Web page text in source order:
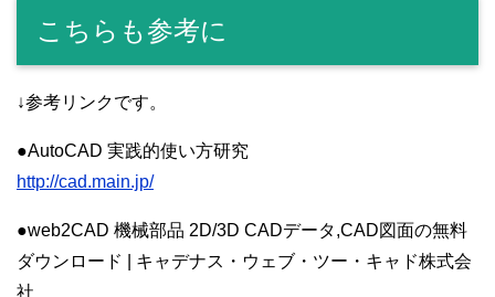
こちらも参考に
↓参考リンクです。
●AutoCAD 実践的使い方研究
http://cad.main.jp/
●web2CAD 機械部品 2D/3D CADデータ,CAD図面の無料
ダウンロード | キャデナス・ウェブ・ツー・キャド株式会
社